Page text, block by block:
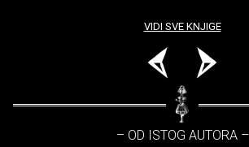
VIDI SVE KNJIGE
– OD ISTOG AUTORA –